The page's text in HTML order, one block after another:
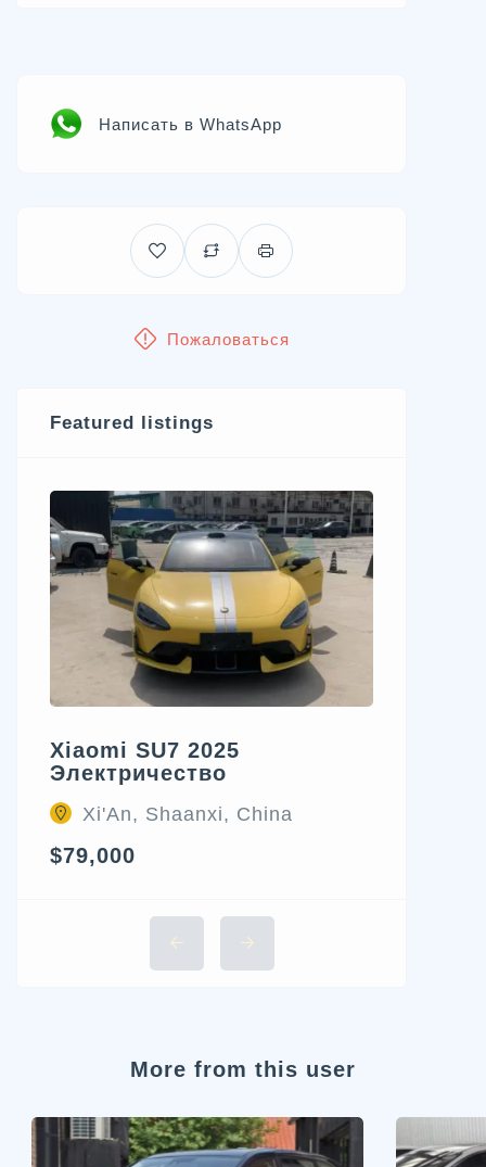
Написать в WhatsApp
Пожаловаться
Featured listings
Xiaomi SU7 2025
Электричество
Xi'An, Shaanxi, China
$79,000
More from this user